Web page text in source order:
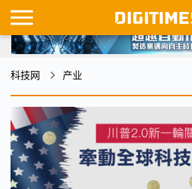
科技网 产业